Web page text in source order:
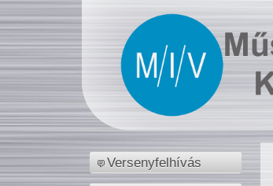
Versenyfelhívás